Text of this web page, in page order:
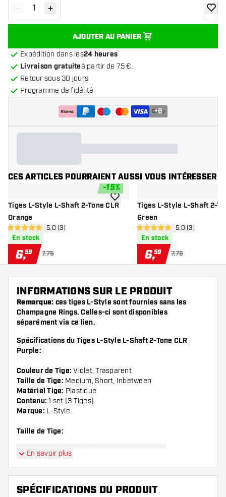
Diminuer la quantité
- Augmenter la quantité
+
AJOUTER AU PANIER
Expédition dans les24 heures
Livraison gratuiteà partir de 75 €.
Retour sous 30 jours
Programme de fidélité
+6
CES ARTICLES POURRAIENT AUSSI VOUS INTÉRESSER
-15%
Tiges L-Style L-Shaft 2-Tone CLR
Orange
ouvrir le panneau des avis
5 étoiles de notation
5.0 (3)
En stock
6,59 7,75
ajouter à la liste de souhaits
Tiges L-Style L-Shaft 2-
Green
ouvrir le
5 étoiles de notation
5.0 (3)
En stock
6,59 7,75
INFORMATIONS SUR LE PRODUIT
Remarque: ces tiges L-Style sont fournies sans les
Champagne Rings. Celles-ci sont disponibles
séparément via ce lien.
Spécifications du Tiges L-Style L-Shaft 2-Tone CLR
Purple:
Couleur de Tige: Violet, Trasparent
Taille de Tige: Medium, Short, Inbetween
Matériel Tige: Plastique
Contenu: 1 set (3 Tiges)
Marque: L-Style
Taille de Tige:
Mesure:
Mesure 190
Short, regarde
l'image
En savoir plus
SPÉCIFICATIONS DU PRODUIT